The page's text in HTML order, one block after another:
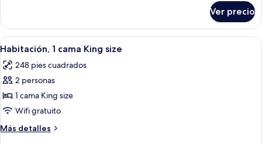
individuales
Deluxe,
camas
Ver precio
Abrir
todas
las
fotos
de
Habitación,
1
cama
Habitación de hotel con una cama
6
Habitación, 1 cama King size
248 pies cuadrados
2 personas
1 cama King size
Wifi gratuito
Más detalles
Más